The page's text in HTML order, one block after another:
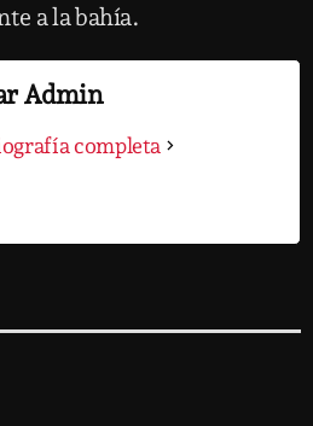
a la bahía.
Admin
completa